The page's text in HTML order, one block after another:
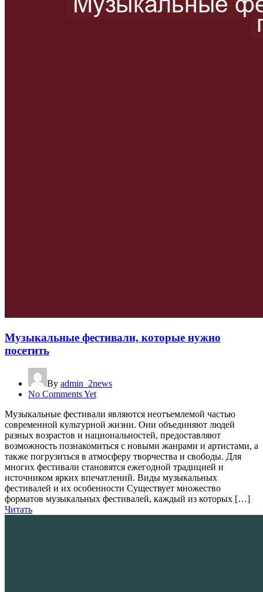
Музыкальные фестивали, которые нужно
посетить
By admin_2news
No Comments Yet
Музыкальные фестивали являются неотъемлемой частью
современной культурной жизни. Они объединяют людей
разных возрастов и национальностей, предоставляют
возможность познакомиться с новыми жанрами и артистами, а
также погрузиться в атмосферу творчества и свободы. Для
многих фестивали становятся ежегодной традицией и
источником ярких впечатлений. Виды музыкальных
фестивалей и их особенности Существует множество
форматов музыкальных фестивалей, каждый из которых […]
Читать